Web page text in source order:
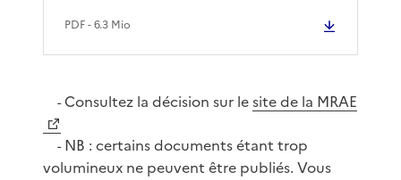
PDF- 6.3 Mio
-Consultez la décision sur lesite de la MRAE
-NB : certains documents étant trop
volumineux ne peuvent être publiés. Vous